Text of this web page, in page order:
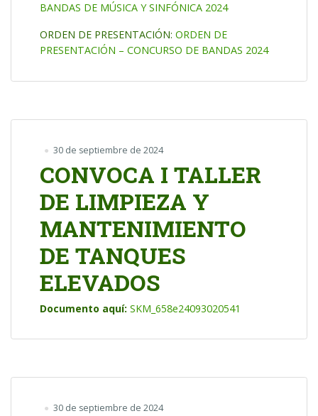
BANDAS DE MÚSICA Y SINFÓNICA 2024
ORDEN DE PRESENTACIÓN: ORDEN DE
PRESENTACIÓN – CONCURSO DE BANDAS 2024
30 de septiembre de 2024
CONVOCA I TALLER
DE LIMPIEZA Y
MANTENIMIENTO
DE TANQUES
ELEVADOS
Documento aquí: SKM_658e24093020541
30 de septiembre de 2024